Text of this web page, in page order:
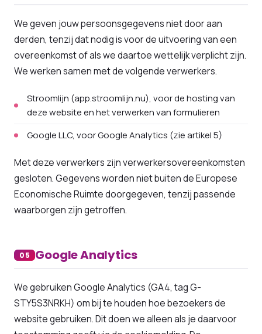
We geven jouw persoonsgegevens niet door aan
derden, tenzij dat nodig is voor de uitvoering van een
overeenkomst of als we daartoe wettelijk verplicht zijn.
We werken samen met de volgende verwerkers.
Stroomlijn (app.stroomlijn.nu), voor de hosting van
deze website en het verwerken van formulieren
Google LLC, voor Google Analytics (zie artikel 5)
Met deze verwerkers zijn verwerkersovereenkomsten
gesloten. Gegevens worden niet buiten de Europese
Economische Ruimte doorgegeven, tenzij passende
waarborgen zijn getroffen.
05 Google Analytics
We gebruiken Google Analytics (GA4, tag G-
STY5S3NRKH) om bij te houden hoe bezoekers de
website gebruiken. Dit doen we alleen als je daarvoor